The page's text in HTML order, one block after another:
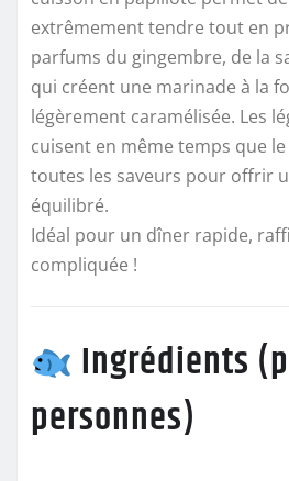
extrêmement tendre tout en
parfums du gingembre, de la
qui créent une marinade à la
légèrement caramélisée. Les
cuisent en même temps que
toutes les saveurs pour offrir
équilibré.
Idéal pour un dîner rapide,
compliquée !
Ingrédients
personnes)